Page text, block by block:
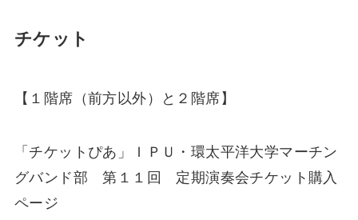
チケット
【１階席（前方以外）と２階席】
「チケットぴあ」ＩＰＵ・環太平洋大学マーチン
グバンド部 第１１回 定期演奏会チケット購入
ページ